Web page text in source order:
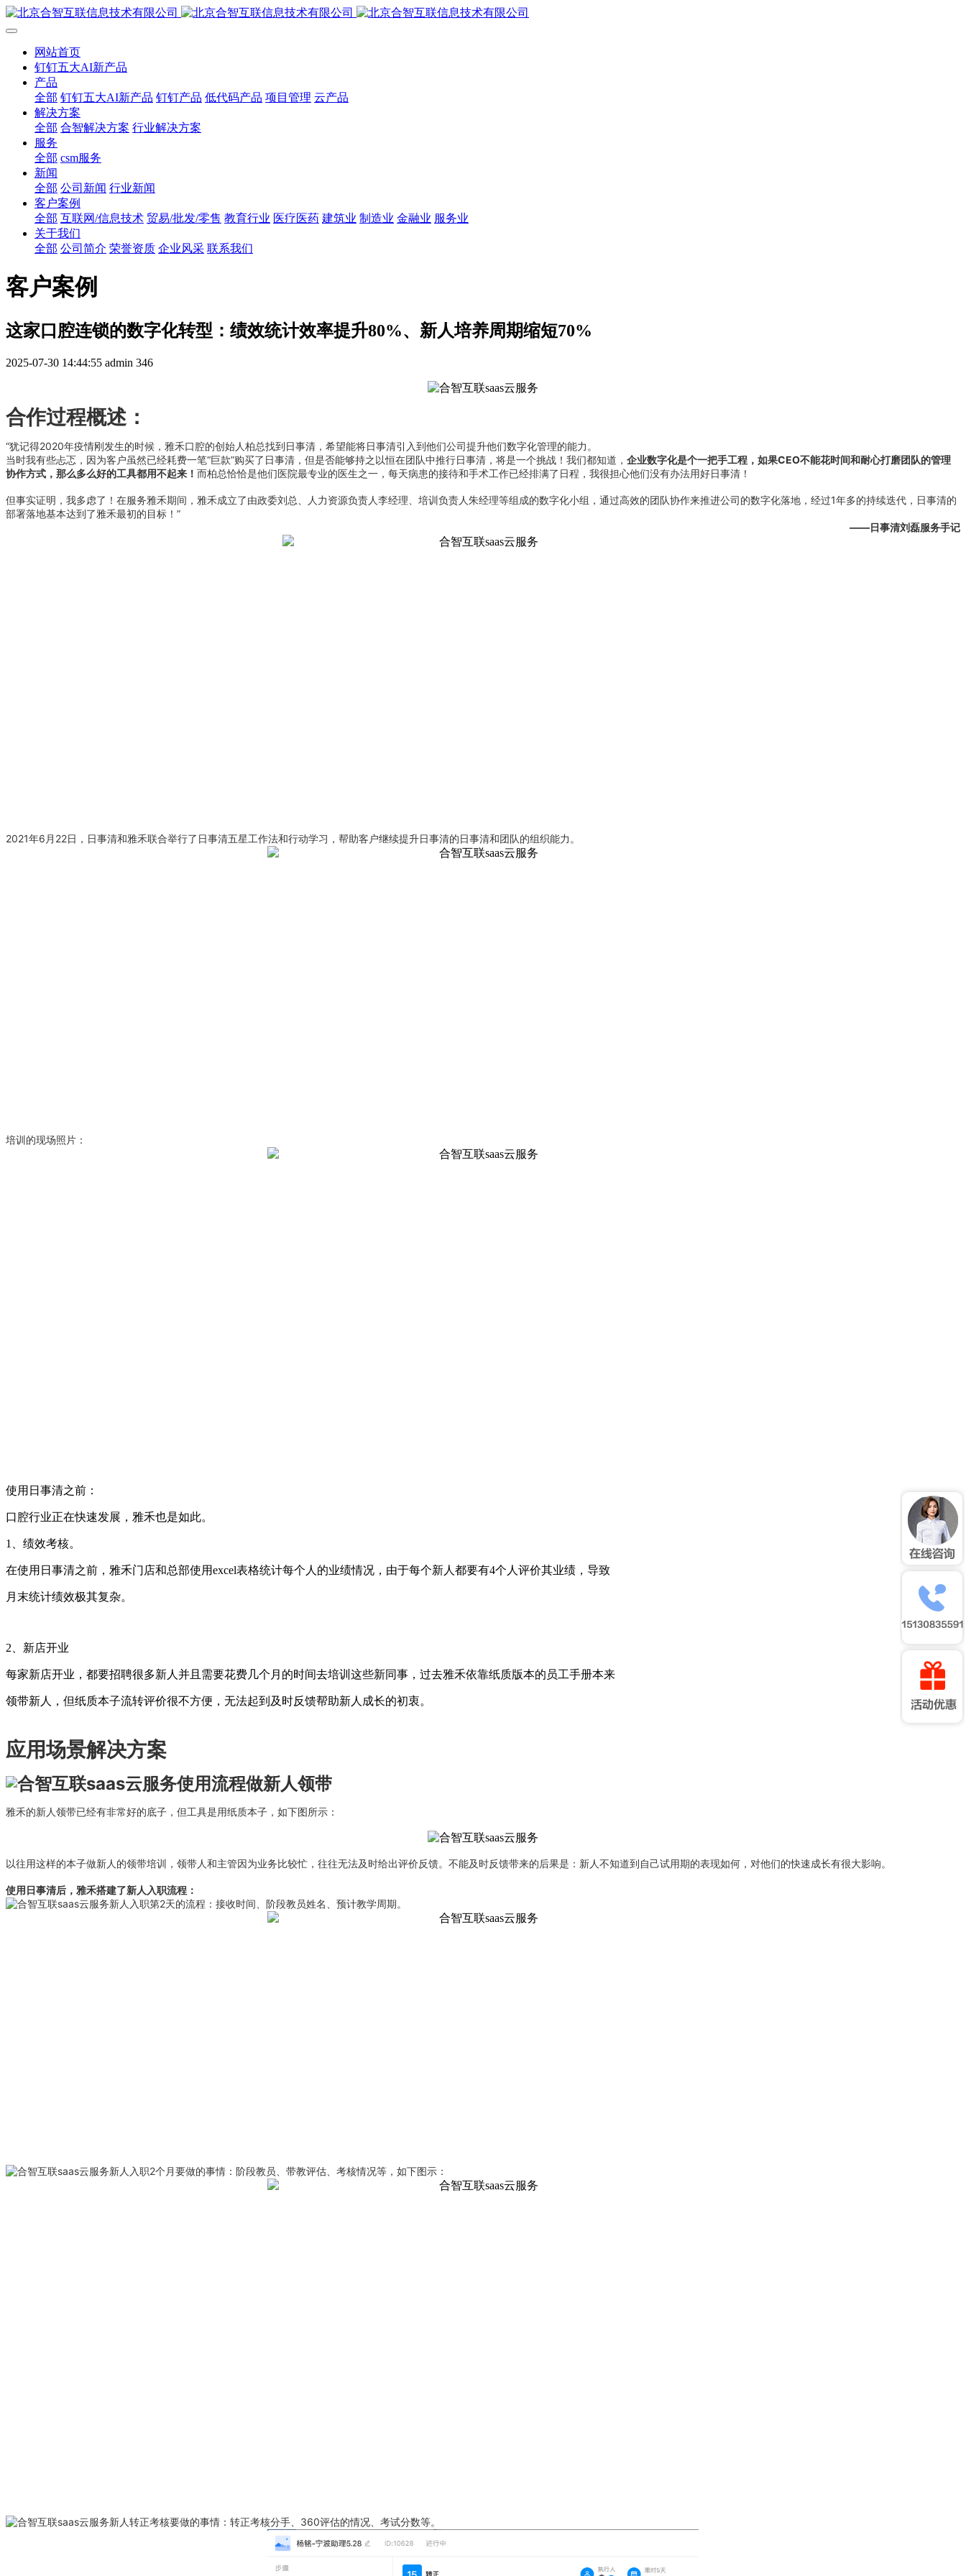
网站首页
钉钉五大AI新产品
产品
全部 钉钉五大AI新产品 钉钉产品 低代码产品 项目管理 云产品
解决方案
全部 合智解决方案 行业解决方案
服务
全部 csm服务
新闻
全部 公司新闻 行业新闻
客户案例
全部 互联网/信息技术 贸易/批发/零售 教育行业 医疗医药 建筑业 制造业 金融业 服务业
关于我们
全部 公司简介 荣誉资质 企业风采 联系我们
客户案例
这家口腔连锁的数字化转型：绩效统计效率提升80%、新人培养周期缩短70%
2025-07-30 14:44:55 admin 346
合作过程概述：
“犹记得2020年疫情刚发生的时候，雅禾口腔的创始人柏总找到日事清，希望能将日事清引入到他们公司提升他们数字化管理的能力。
当时我有些忐忑，因为客户虽然已经耗费一笔“巨款”购买了日事清，但是否能够持之以恒在团队中推行日事清，将是一个挑战！我们都知道， 企业数字化是个一把手工程，如果CEO不能花时间和耐心打磨团队的管理
协作方式，那么多么好的工具都用不起来！ 而柏总恰恰是他们医院最专业的医生之一，每天病患的接待和手术工作已经排满了日程，我很担心他们没有办法用好日事清！
但事实证明，我多虑了！在服务雅禾期间，雅禾成立了由政委刘总、人力资源负责人李经理、培训负责人朱经理等组成的数字化小组，通过高效的团队协作来推进公司的数字化落地，经过1年多的持续迭代，日事清的
部署落地基本达到了雅禾最初的目标！”
——日事清刘磊服务手记
2021年6月22日，日事清和雅禾联合举行了日事清五星工作法和行动学习，帮助客户继续提升日事清的日事清和团队的组织能力。
培训的现场照片：
使用日事清之前：
口腔行业正在快速发展，雅禾也是如此。
1、绩效考核。
在使用日事清之前，雅禾门店和总部使用excel表格统计每个人的业绩情况，由于每个新人都要有4个人评价其业绩，导致
月末统计绩效极其复杂。
2、新店开业
每家新店开业，都要招聘很多新人并且需要花费几个月的时间去培训这些新同事，过去雅禾依靠纸质版本的员工手册本来
领带新人，但纸质本子流转评价很不方便，无法起到及时反馈帮助新人成长的初衷。
应用场景解决方案
使用流程做新人领带
雅禾的新人领带已经有非常好的底子，但工具是用纸质本子，如下图所示：
以往用这样的本子做新人的领带培训，领带人和主管因为业务比较忙，往往无法及时给出评价反馈。不能及时反馈带来的后果是：新人不知道到自己试用期的表现如何，对他们的快速成长有很大影响。
使用日事清后，雅禾搭建了新人入职流程：
新人入职第2天的流程：接收时间、阶段教员姓名、预计教学周期。
新人入职2个月要做的事情：阶段教员、带教评估、考核情况等，如下图示：
新人转正考核要做的事情：转正考核分手、360评估的情况、考试分数等。